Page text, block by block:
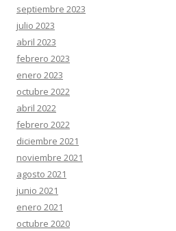
septiembre 2023
julio 2023
abril 2023
febrero 2023
enero 2023
octubre 2022
abril 2022
febrero 2022
diciembre 2021
noviembre 2021
agosto 2021
junio 2021
enero 2021
octubre 2020